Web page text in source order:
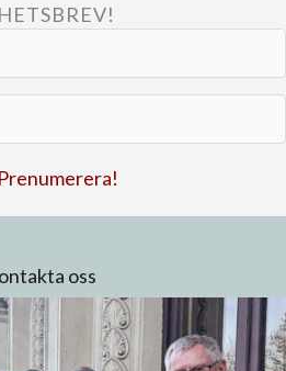
Prenumerera!
oss